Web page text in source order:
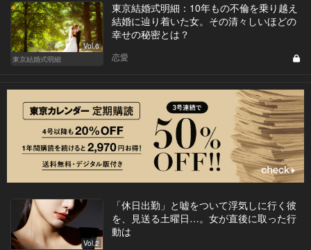
Vol.6
東京結婚式明細
東京結婚式明細：10年もの不倫を乗り越え
結婚に辿り着いた女。その清々しいほどの
幸せの秘密とは？
恋愛
Vol.2
「休日出勤」と嘘をついて浮気しに行く彼
を、見送る土曜日…。女が直後に取った行
動は